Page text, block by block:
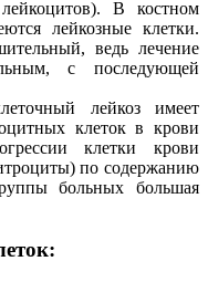
В костном
лейкозные клетки.
ведь лечение
с последующей
лейкоз имеет
клеток в крови
клетки крови
по содержанию
больных большая